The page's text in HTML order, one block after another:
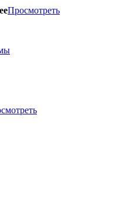
Просмотреть